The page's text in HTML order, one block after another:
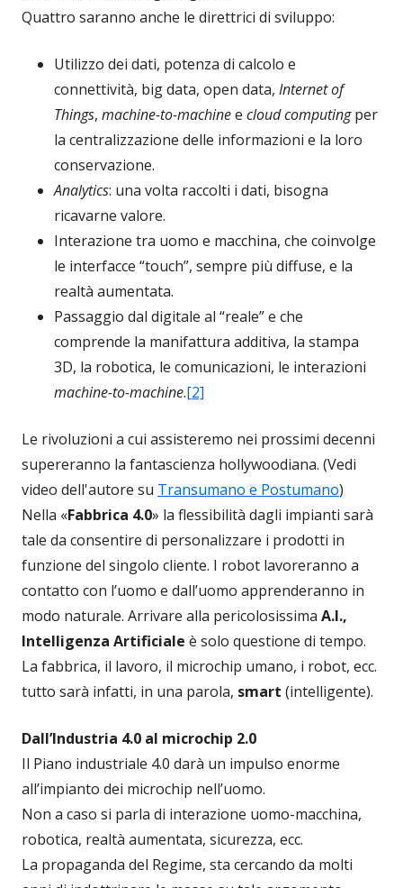
Quattro saranno anche le direttrici di sviluppo:
Utilizzo dei dati, potenza di calcolo e
connettività, big data, open data, Internet of
Things, machine-to-machinee cloud computingper
la centralizzazione delle informazioni e la loro
conservazione.
Analytics: una volta raccolti i dati, bisogna
ricavarne valore.
Interazione tra uomo e macchina, che coinvolge
le interfacce “touch”, sempre più diffuse, e la
realtà aumentata.
Passaggio dal digitale al “reale” e che
comprende la manifattura additiva, la stampa
3D, la robotica, le comunicazioni, le interazioni
machine-to-machine.[2]
Le rivoluzioni a cui assisteremo nei prossimi decenni
supereranno la fantascienza hollywoodiana. (Vedi
video dell'autore su Transumano e Postumano)
Nella «Fabbrica 4.0» la flessibilità dagli impianti sarà
tale da consentire di personalizzare i prodotti in
funzione del singolo cliente. I robot lavoreranno a
contatto con l’uomo e dall’uomo apprenderanno in
modo naturale. Arrivare alla pericolosissima A.I.,
Intelligenza Artificiale è solo questione di tempo.
La fabbrica, il lavoro, il microchip umano, i robot, ecc.
tutto sarà infatti, in una parola, smart (intelligente).
Dall’Industria 4.0 al microchip 2.0
Il Piano industriale 4.0 darà un impulso enorme
all’impianto dei microchip nell’uomo.
Non a caso si parla di interazione uomo-macchina,
robotica, realtà aumentata, sicurezza, ecc.
La propaganda del Regime, sta cercando da molti